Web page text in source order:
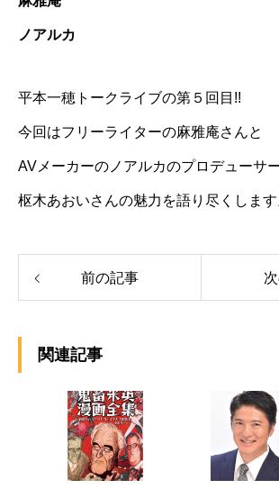
ノアルカ
平本一穂トークライブの第５回目!!
今回はフリーライターの麻雅庵さんと
AVメーカーのノアルカのプロデューサ
枢木あおいさんの魅力を語り尽くします
前の記事
関連記事